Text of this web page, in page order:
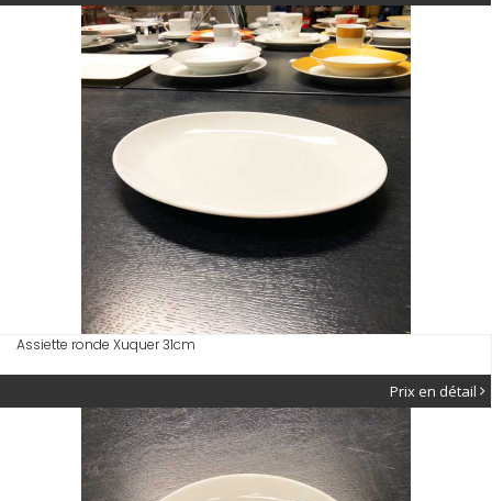
Assiette ronde Xuquer 31cm
Prix en détail